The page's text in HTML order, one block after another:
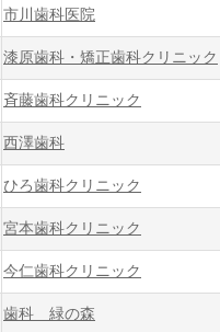
市川歯科医院
漆原歯科・矯正歯科クリニック
斉藤歯科クリニック
西澤歯科
ひろ歯科クリニック
宮本歯科クリニック
今仁歯科クリニック
歯科 緑の森